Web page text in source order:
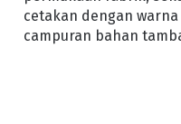
cetakan dengan
campuran bahan